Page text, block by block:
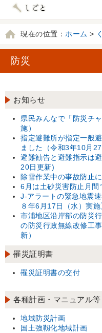
現在の位置： ホーム >
防災
お知らせ
県民みんなで「防災チ
施）
指定避難所が指定一般
ました（令和3年10月27
避難勧告と避難指示は
20日更新)
除雪作業中の事故防止
6月は土砂災害防止月間
J-アラートの緊急地震
８年6月17日（水）実施
市浦地区沿岸部の防災
の防災行政無線改修工
新）
罹災証明書
罹災証明書の交付
各種計画・マニュアル等
地域防災計画
国土強靱化地域計画